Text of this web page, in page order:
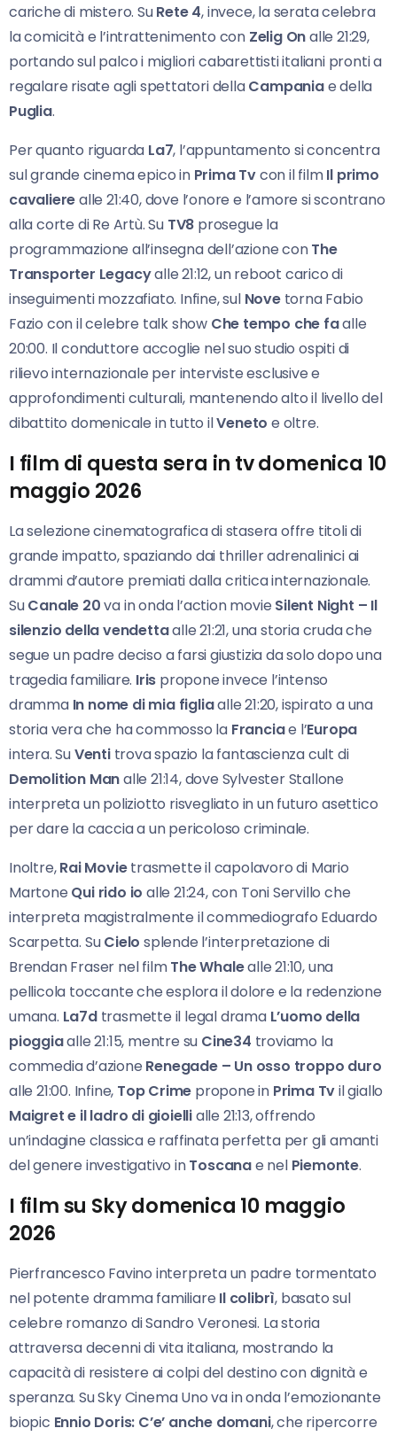
cariche di mistero. SuRete 4, invece, la serata celebra
la comicità e l’intrattenimento con Zelig Onalle 21:29,
portando sul palco i migliori cabarettisti italiani pronti a
regalare risate agli spettatori dellaCampaniae della
Puglia.
Per quanto riguarda La7, l’appuntamento si concentra
sul grande cinema epico in Prima Tvcon il filmIl primo
cavalierealle 21:40, dove l’onore e l’amore si scontrano
alla corte di Re Artù. Su TV8 prosegue la
programmazione all’insegna dell’azione conThe
Transporter Legacyalle 21:12, un reboot carico di
inseguimenti mozzafiato. Infine, sul Novetorna Fabio
Fazio con il celebre talk show Che tempo che faalle
20:00. Il conduttore accoglie nel suo studio ospiti di
rilievo internazionale per interviste esclusive e
approfondimenti culturali, mantenendo alto il livello del
dibattito domenicale in tutto ilVeneto e oltre.
I film di questa sera in tv domenica 10
maggio 2026
La selezione cinematografica di stasera offre titoli di
grande impatto, spaziando dai thriller adrenalinici ai
drammi d’autore premiati dalla critica internazionale.
SuCanale 20va in onda l’action movie Silent Night – Il
silenzio della vendettaalle 21:21, una storia cruda che
segue un padre deciso a farsi giustizia da solo dopo una
tragedia familiare. Iris propone invece l’intenso
dramma In nome di mia figliaalle 21:20, ispirato a una
storia vera che ha commosso la Franciae l’Europa
intera. SuVentitrova spazio la fantascienza cult di
Demolition Manalle 21:14, dove Sylvester Stallone
interpreta un poliziotto risvegliato in un futuro asettico
per dare la caccia a un pericoloso criminale.
Inoltre,Rai Movietrasmette il capolavoro di Mario
Martone Qui rido io alle 21:24, con Toni Servillo che
interpreta magistralmente il commediografo Eduardo
Scarpetta. SuCielo splende l’interpretazione di
Brendan Fraser nel filmThe Whalealle 21:10, una
pellicola toccante che esplora il dolore e la redenzione
umana. La7dtrasmette il legal drama L’uomo della
pioggiaalle 21:15, mentre su Cine34 troviamo la
commedia d’azione Renegade – Un osso troppo duro
alle 21:00. Infine, Top Crime propone in Prima Tvil giallo
Maigret e il ladro di gioiellialle 21:13, offrendo
un’indagine classica e raffinata perfetta per gli amanti
del genere investigativo inToscanae nel Piemonte.
I film su Sky domenica 10 maggio
2026
Pierfrancesco Favino interpreta un padre tormentato
nel potente dramma familiare Il colibrì, basato sul
celebre romanzo di Sandro Veronesi. La storia
attraversa decenni di vita italiana, mostrando la
capacità di resistere ai colpi del destino con dignità e
speranza. Su Sky Cinema Uno va in onda l’emozionante
biopic Ennio Doris: C’e’ anche domani, che ripercorre